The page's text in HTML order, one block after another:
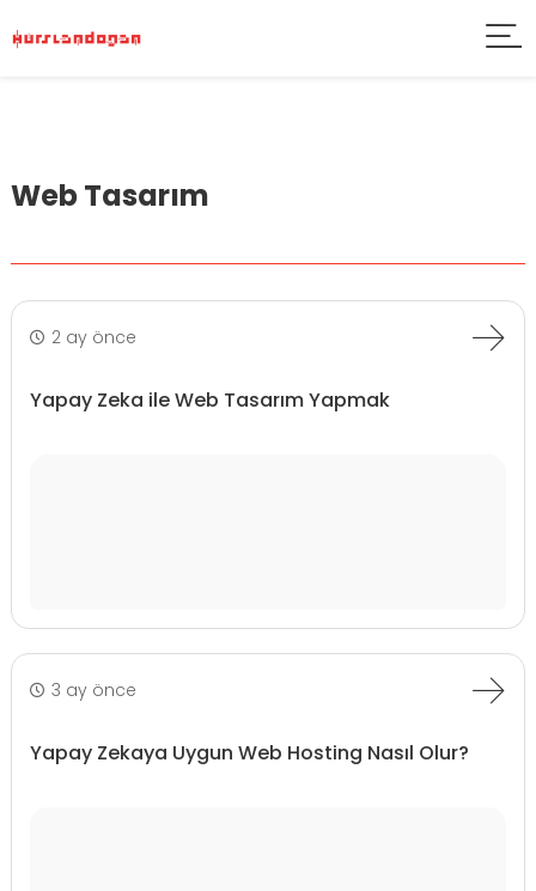
Web Tasarım
2 ay önce
Yapay Zeka ile Web Tasarım Yapmak
3 ay önce
Yapay Zekaya Uygun Web Hosting Nasıl Olur?